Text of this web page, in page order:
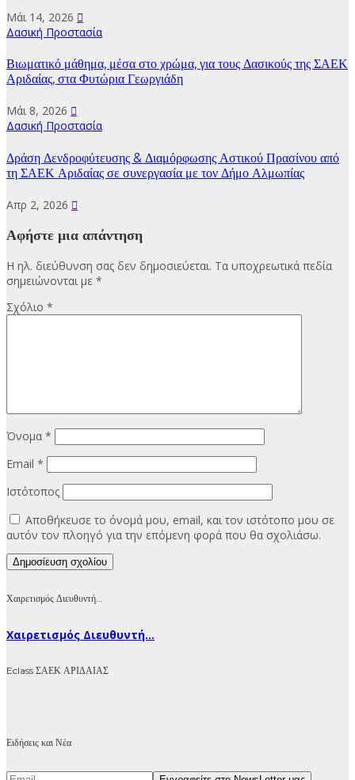
Μάι 14, 2026
Δασική Προστασία
Βιωματικό μάθημα, μέσα στο χρώμα, για τους Δασικούς της ΣΑΕΚ
Αριδαίας, στα Φυτώρια Γεωργιάδη
Μάι 8, 2026
Δασική Προστασία
Δράση Δενδροφύτευσης & Διαμόρφωσης Αστικού Πρασίνου από
τη ΣΑΕΚ Αριδαίας σε συνεργασία με τον Δήμο Αλμωπίας
Απρ 2, 2026
Αφήστε μια απάντηση
Η ηλ. διεύθυνση σας δεν δημοσιεύεται. Τα υποχρεωτικά πεδία
σημειώνονται με *
Σχόλιο *
Όνομα *
Email *
Ιστότοπος
Αποθήκευσε το όνομά μου, email, και τον ιστότοπο μου σε
αυτόν τον πλοηγό για την επόμενη φορά που θα σχολιάσω.
Χαιρετισμός Διευθυντή…
Χαιρετισμός Διευθυντή...
Eclass ΣΑΕΚ ΑΡΙΔΑΙΑΣ
Ειδήσεις και Νέα